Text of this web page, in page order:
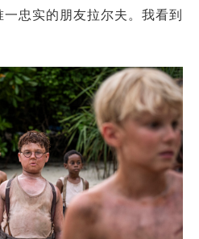
忠实的朋友拉尔夫。我看到